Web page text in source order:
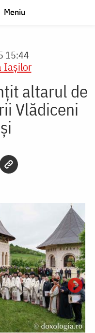
Meniu
15:44
Iaşilor
altarul de
Vlădiceni